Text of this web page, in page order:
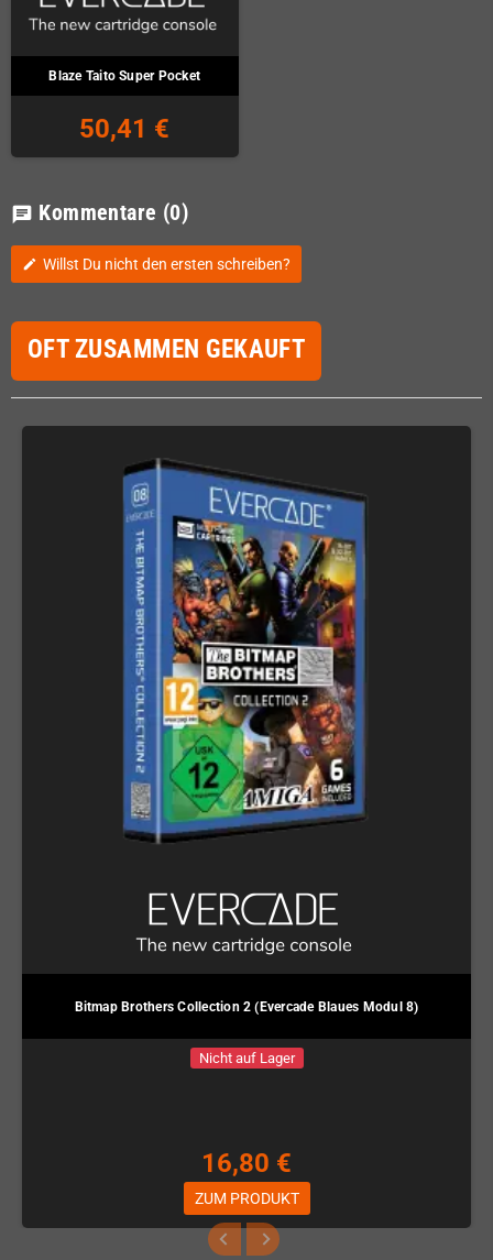
Blaze Taito Super Pocket
50,41 €
chat Kommentare (0)
edit Willst Du nicht den ersten schreiben?
OFT ZUSAMMEN GEKAUFT
Bitmap Brothers Collection 2 (Evercade Blaues Modul 8)
Nicht auf Lager
16,80 €
ZUM PRODUKT